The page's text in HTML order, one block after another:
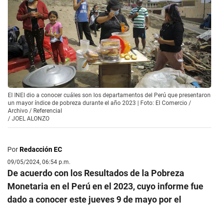
El INEI dio a conocer cuáles son los departamentos del Perú que presentaron
un mayor índice de pobreza durante el año 2023 | Foto: El Comercio /
Archivo / Referencial
/ JOEL ALONZO
PorRedacción EC
09/05/2024, 06:54 p.m.
De acuerdo con los Resultados de la Pobreza
Monetaria en el Perú en el 2023, cuyo informe fue
dado a conocer este jueves 9 de mayo por el